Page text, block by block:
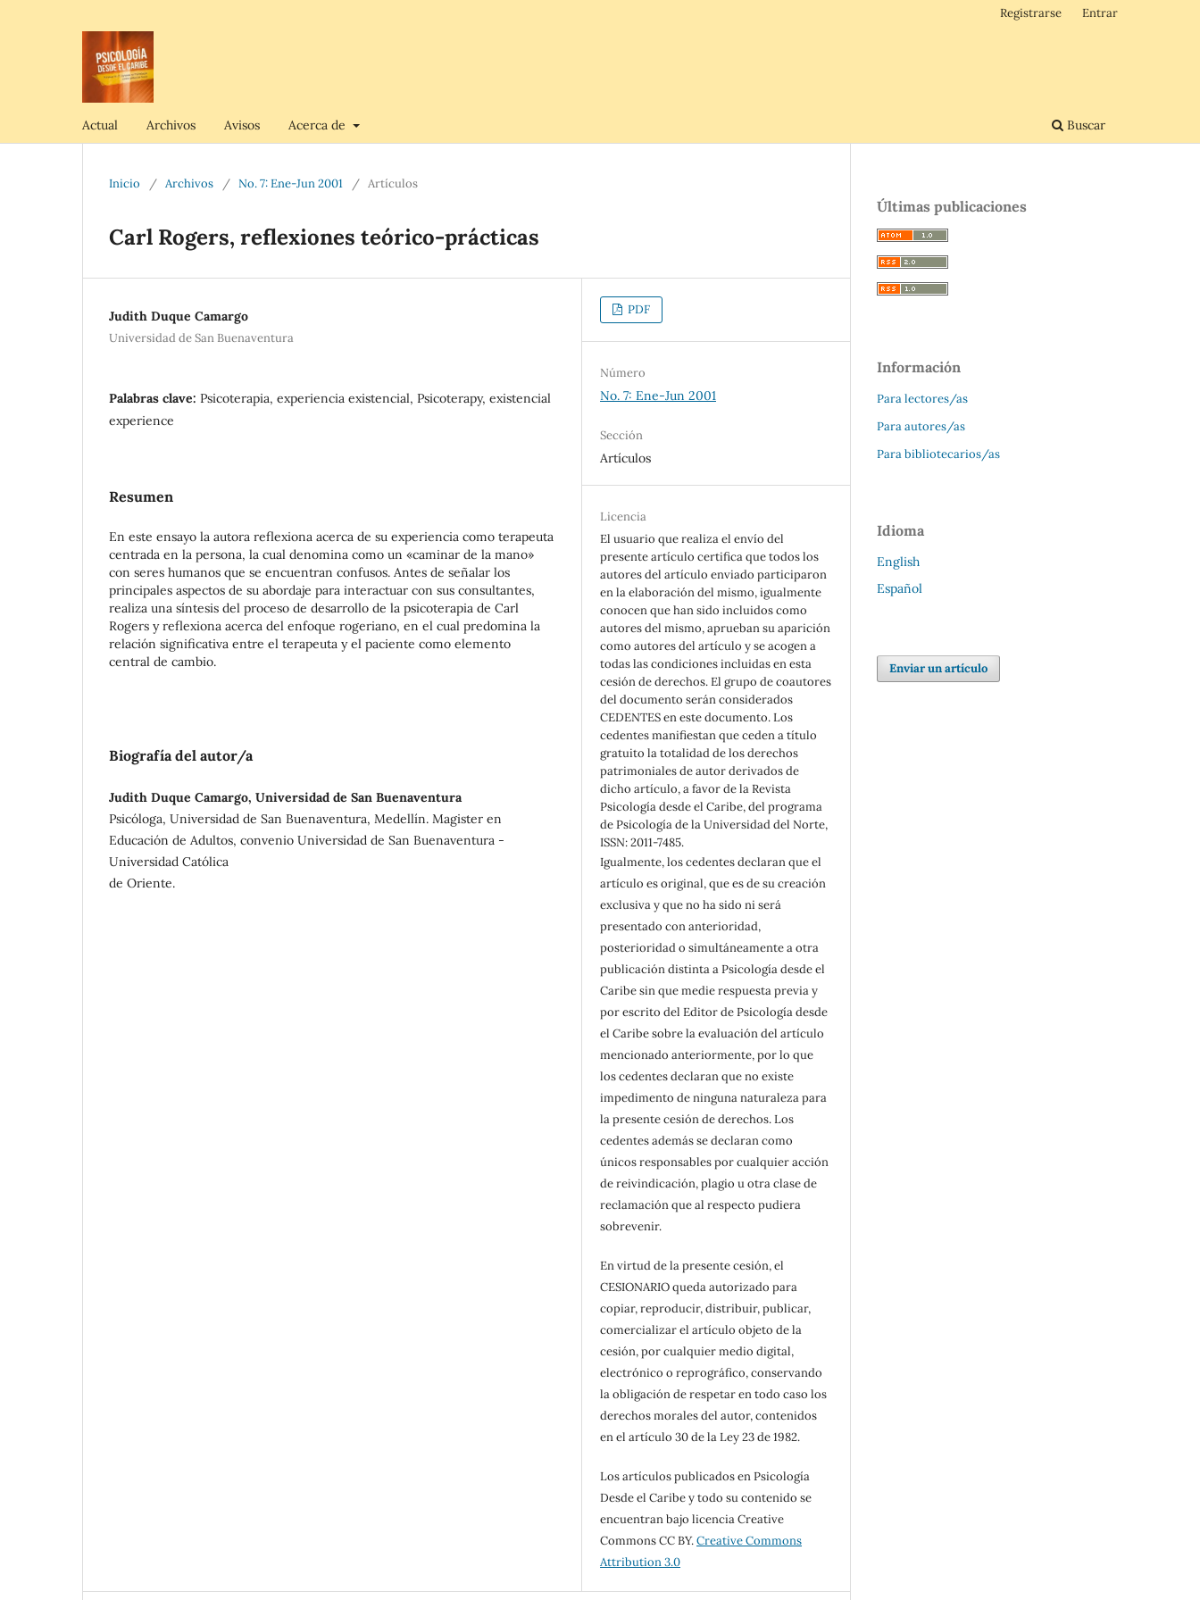
Actual Archivos Avisos Acerca de Buscar
Registrarse Entrar
Inicio / Archivos / No. 7: Ene-Jun 2001 / Artículos
Carl Rogers, reflexiones teórico-prácticas
Judith Duque Camargo
Universidad de San Buenaventura
Palabras clave: Psicoterapia, experiencia existencial, Psicoterapy, existencial
experience
Resumen
En este ensayo la autora reflexiona acerca de su experiencia como terapeuta
centrada en la persona, la cual denomina como un «caminar de la mano»
con seres humanos que se encuentran confusos. Antes de señalar los
principales aspectos de su abordaje para interactuar con sus consultantes,
realiza una síntesis del proceso de desarrollo de la psicoterapia de Carl
Rogers y reflexiona acerca del enfoque rogeriano, en el cual predomina la
relación significativa entre el terapeuta y el paciente como elemento
central de cambio.
Biografía del autor/a
Judith Duque Camargo, Universidad de San Buenaventura
Psicóloga, Universidad de San Buenaventura, Medellín. Magister en
Educación de Adultos, convenio Universidad de San Buenaventura -
Universidad Católica
de Oriente.
PDF
Número
No. 7: Ene-Jun 2001
Sección
Artículos
Licencia
El usuario que realiza el envío del
presente artículo certifica que todos los
autores del artículo enviado participaron
en la elaboración del mismo, igualmente
conocen que han sido incluidos como
autores del mismo, aprueban su aparición
como autores del artículo y se acogen a
todas las condiciones incluidas en esta
cesión de derechos. El grupo de coautores
del documento serán considerados
CEDENTES en este documento. Los
cedentes manifiestan que ceden a título
gratuito la totalidad de los derechos
patrimoniales de autor derivados de
dicho artículo, a favor de la Revista
Psicología desde el Caribe, del programa
de Psicología de la Universidad del Norte,
ISSN: 2011-7485.
Igualmente, los cedentes declaran que el
artículo es original, que es de su creación
exclusiva y que no ha sido ni será
presentado con anterioridad,
posterioridad o simultáneamente a otra
publicación distinta a Psicología desde el
Caribe sin que medie respuesta previa y
por escrito del Editor de Psicología desde
el Caribe sobre la evaluación del artículo
mencionado anteriormente, por lo que
los cedentes declaran que no existe
impedimento de ninguna naturaleza para
la presente cesión de derechos. Los
cedentes además se declaran como
únicos responsables por cualquier acción
de reivindicación, plagio u otra clase de
reclamación que al respecto pudiera
sobrevenir.
En virtud de la presente cesión, el
CESIONARIO queda autorizado para
copiar, reproducir, distribuir, publicar,
comercializar el artículo objeto de la
cesión, por cualquier medio digital,
electrónico o reprográfico, conservando
la obligación de respetar en todo caso los
derechos morales del autor, contenidos
en el artículo 30 de la Ley 23 de 1982.
Los artículos publicados en Psicología
Desde el Caribe y todo su contenido se
encuentran bajo licencia Creative
Commons CC BY.Creative Commons
Attribution 3.0
Últimas publicaciones
Información
Para lectores/as
Para autores/as
Para bibliotecarios/as
Idioma
English
Español
Enviar un artículo